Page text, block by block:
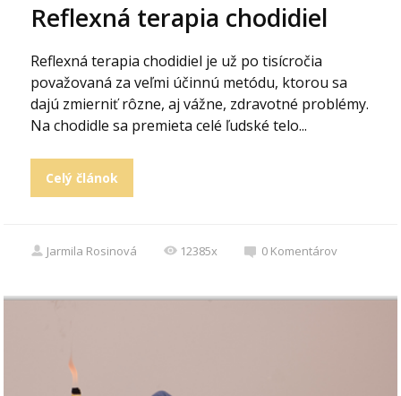
Reflexná terapia chodidiel
Reflexná terapia chodidiel je už po tisícročia
považovaná za veľmi účinnú metódu, ktorou sa
dajú zmierniť rôzne, aj vážne, zdravotné problémy.
Na chodidle sa premieta celé ľudské telo...
Celý článok
Jarmila Rosinová 12385x 0 Komentárov